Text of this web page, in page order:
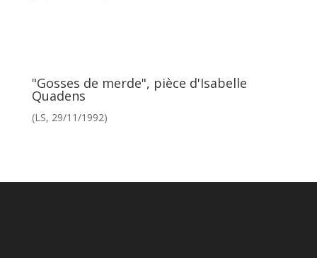
"Gosses de merde", pièce d'Isabelle
Quadens
(LS, 29/11/1992)